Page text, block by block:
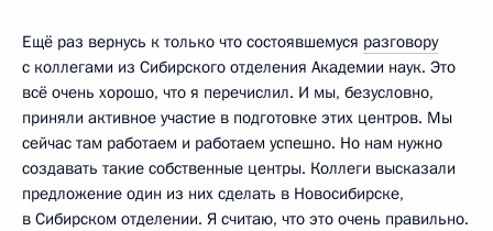
Ещё раз вернусь к только что состоявшемуся разговору
с коллегами из Сибирского отделения Академии наук. Это
всё очень хорошо, что я перечислил. И мы, безусловно,
приняли активное участие в подготовке этих центров. Мы
сейчас там работаем и работаем успешно. Но нам нужно
создавать такие собственные центры. Коллеги высказали
предложение один из них сделать в Новосибирске,
в Сибирском отделении. Я считаю, что это очень правильно.